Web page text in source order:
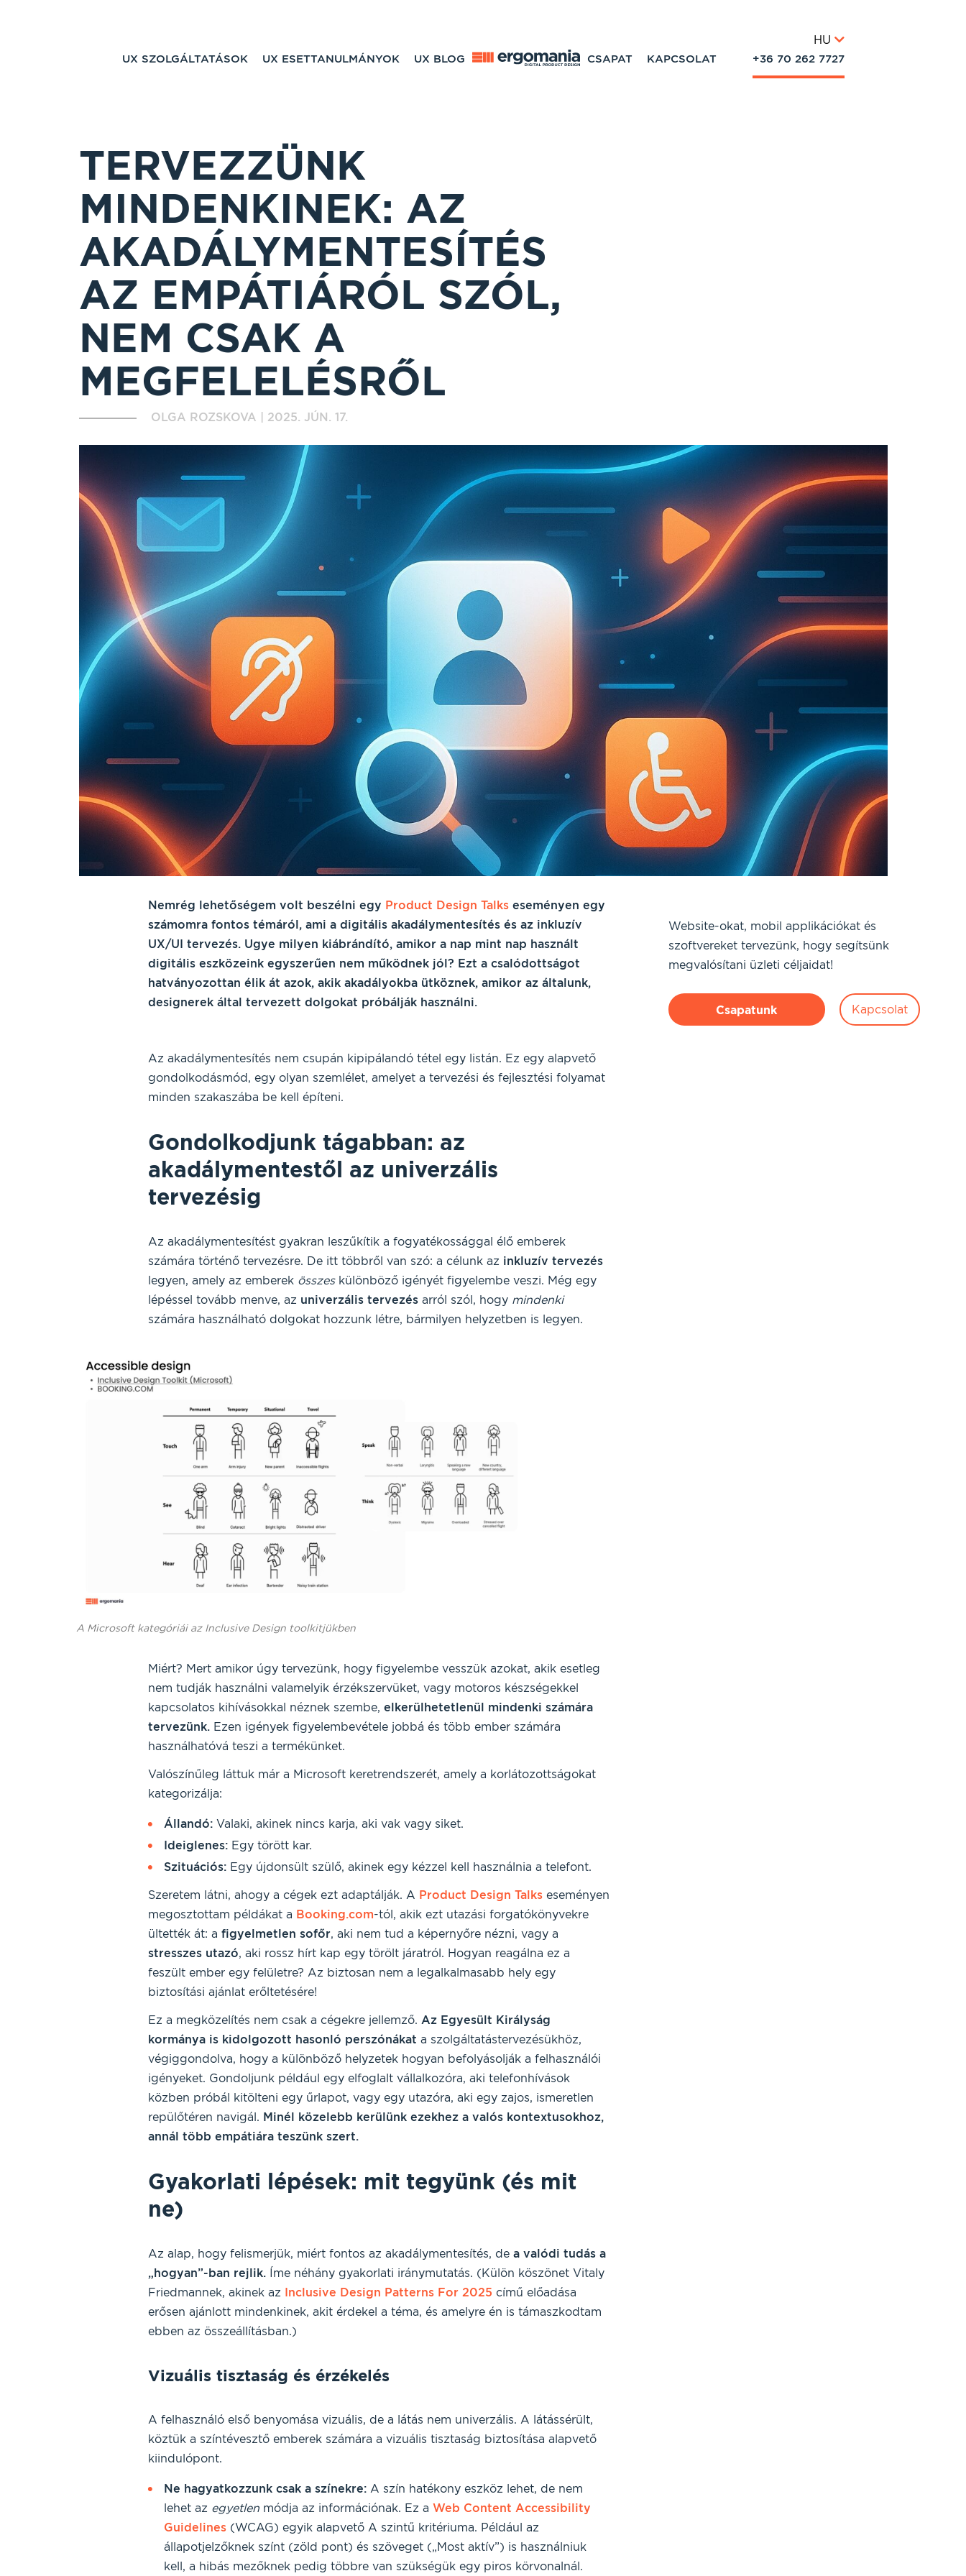
UX SZOLGÁLTATÁSOK UX ESETTANULMÁNYOK UX BLOG
HU
CSAPAT KAPCSOLAT +36 70 262 7727
TERVEZZÜNK
MINDENKINEK: AZ
AKADÁLYMENTESÍTÉS
AZ EMPÁTIÁRÓL SZÓL,
NEM CSAK A
MEGFELELÉSRŐL
OLGA ROZSKOVA 2025. JÚN. 17.
Nemrég lehetőségem volt beszélni egy Product Design Talkseseményen egy
számomra fontos témáról, ami a digitális akadálymentesítés és az inkluzív
UX/UI tervezés. Ugye milyen kiábrándító, amikor a nap mint nap használt
digitális eszközeink egyszerűen nem működnek jól? Ezt a csalódottságot
hatványozottan élik át azok, akik akadályokba ütköznek, amikor az általunk,
designerek által tervezett dolgokat próbálják használni.
Az akadálymentesítés nem csupán kipipálandó tétel egy listán. Ez egy alapvető
gondolkodásmód, egy olyan szemlélet, amelyet a tervezési és fejlesztési folyamat
minden szakaszába be kell építeni.
Gondolkodjunk tágabban: az
akadálymentestől az univerzális
tervezésig
Az akadálymentesítést gyakran leszűkítik a fogyatékossággal élő emberek
számára történő tervezésre. De itt többről van szó: a célunk az inkluzív tervezés
legyen, amely az emberek összeskülönböző igényét figyelembe veszi. Még egy
lépéssel tovább menve, az univerzális tervezésarról szól, hogy mindenki
számára használható dolgokat hozzunk létre, bármilyen helyzetben is legyen.
A Microsoft kategóriái az Inclusive Design toolkitjükben
Miért? Mert amikor úgy tervezünk, hogy figyelembe vesszük azokat, akik esetleg
nem tudják használni valamelyik érzékszervüket, vagy motoros készségekkel
kapcsolatos kihívásokkal néznek szembe, elkerülhetetlenül mindenki számára
tervezünk.Ezen igények figyelembevétele jobbá és több ember számára
használhatóvá teszi a termékünket.
Valószínűleg láttuk már a Microsoft keretrendszerét, amely a korlátozottságokat
kategorizálja:
Állandó:Valaki, akinek nincs karja, aki vak vagy siket.
Ideiglenes:Egy törött kar.
Szituációs:Egy újdonsült szülő, akinek egy kézzel kell használnia a telefont.
Szeretem látni, ahogy a cégek ezt adaptálják. A Product Design Talkseseményen
megosztottam példákat a Booking.com-tól, akik ezt utazási forgatókönyvekre
ültették át: a figyelmetlen sofőr, aki nem tud a képernyőre nézni, vagy a
stresszes utazó, aki rossz hírt kap egy törölt járatról. Hogyan reagálna ez a
feszült ember egy felületre? Az biztosan nem a legalkalmasabb hely egy
biztosítási ajánlat erőltetésére!
Ez a megközelítés nem csak a cégekre jellemző. Az Egyesült Királyság
kormánya is kidolgozott hasonló perszónákat a szolgáltatástervezésükhöz,
végiggondolva, hogy a különböző helyzetek hogyan befolyásolják a felhasználói
igényeket. Gondoljunk például egy elfoglalt vállalkozóra, aki telefonhívások
közben próbál kitölteni egy űrlapot, vagy egy utazóra, aki egy zajos, ismeretlen
repülőtéren navigál. Minél közelebb kerülünk ezekhez a valós kontextusokhoz,
annál több empátiára teszünk szert.
Gyakorlati lépések: mit tegyünk (és mit
ne)
Az alap, hogy felismerjük, miért fontos az akadálymentesítés, dea valódi tudás a
„hogyan”-ban rejlik.Íme néhány gyakorlati iránymutatás. (Külön köszönet Vitaly
Friedmannek, akinek az Inclusive Design Patterns For 2025 című előadása
erősen ajánlott mindenkinek, akit érdekel a téma, és amelyre én is támaszkodtam
ebben az összeállításban.)
Vizuális tisztaság és érzékelés
A felhasználó első benyomása vizuális, de a látás nem univerzális. A látássérült,
köztük a színtévesztő emberek számára a vizuális tisztaság biztosítása alapvető
kiindulópont.
Ne hagyatkozzunk csak a színekre:A szín hatékony eszköz lehet, de nem
lehet az egyetlenmódja az információnak. Ez a Web Content Accessibility
Guidelines(WCAG) egyik alapvető A szintű kritériuma. Például az
állapotjelzőknek színt (zöld pont) és szöveget („Most aktív”) is használniuk
kell, a hibás mezőknek pedig többre van szükségük egy piros körvonalnál.
Website-okat, mobil applikációkat és
szoftvereket tervezünk, hogy segítsünk
megvalósítani üzleti céljaidat!
Csapatunk Kapcsolat